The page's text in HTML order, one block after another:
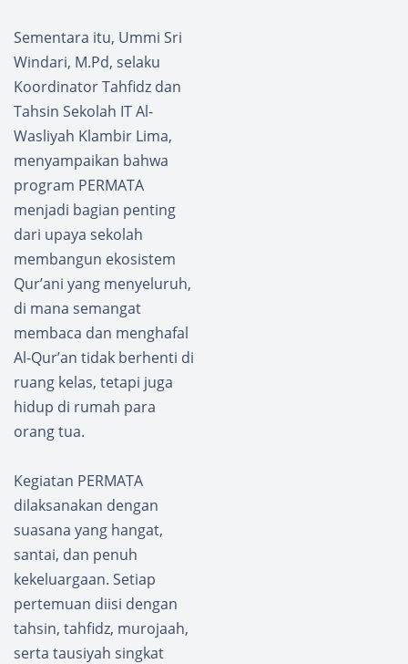
Sementara itu, Ummi Sri
Windari, M.Pd, selaku
Koordinator Tahfidz dan
Tahsin Sekolah IT Al-
Wasliyah Klambir Lima,
menyampaikan bahwa
program PERMATA
menjadi bagian penting
dari upaya sekolah
membangun ekosistem
Qur’ani yang menyeluruh,
di mana semangat
membaca dan menghafal
Al-Qur’an tidak berhenti di
ruang kelas, tetapi juga
hidup di rumah para
orang tua.
Kegiatan PERMATA
dilaksanakan dengan
suasana yang hangat,
santai, dan penuh
kekeluargaan. Setiap
pertemuan diisi dengan
tahsin, tahfidz, murojaah,
serta tausiyah singkat